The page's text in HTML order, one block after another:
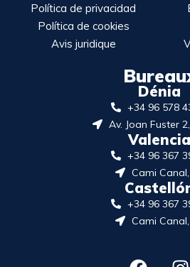
Política de privacidad
Política de cookies
Avis juridique
Dénia
+34 96 578
Av. Joan Fuster
Valencia
+34 96 367
Cami
+34 96 367
Cami